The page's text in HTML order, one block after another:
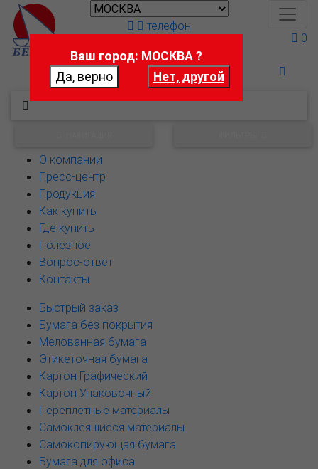
Поможем выбрать
телефон
0
О компании
Пресс-центр
Продукция
Как купить
Где купить
Полезное
Вопрос-ответ
Контакты
Быстрый заказ
Бумага без покрытия
Мелованная бумага
Этикеточная бумага
Картон Графический
Картон Упаковочный
Переплетные материалы
Самоклеящиеся материалы
Самокопирующая бумага
Бумага для офиса
Ваш город: МОСКВА ?